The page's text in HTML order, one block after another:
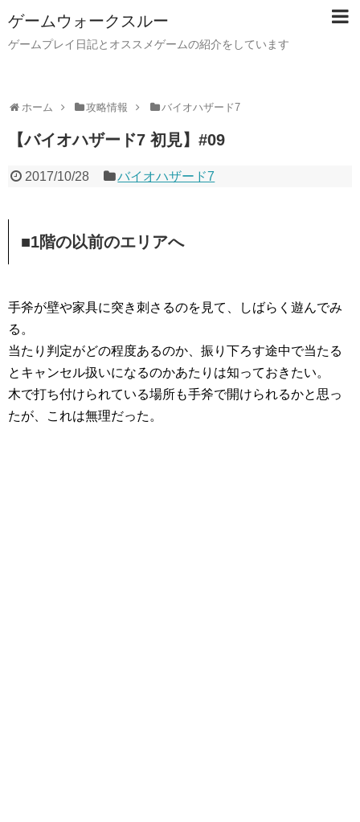
ゲームウォークスルー
ゲームプレイ日記とオススメゲームの紹介をしています
ホーム 攻略情報 バイオハザード7
【バイオハザード7 初見】#09
2017/10/28 バイオハザード7
■1階の以前のエリアへ
手斧が壁や家具に突き刺さるのを見て、しばらく遊んでみ
る。
当たり判定がどの程度あるのか、振り下ろす途中で当たる
とキャンセル扱いになるのかあたりは知っておきたい。
木で打ち付けられている場所も手斧で開けられるかと思っ
たが、これは無理だった。